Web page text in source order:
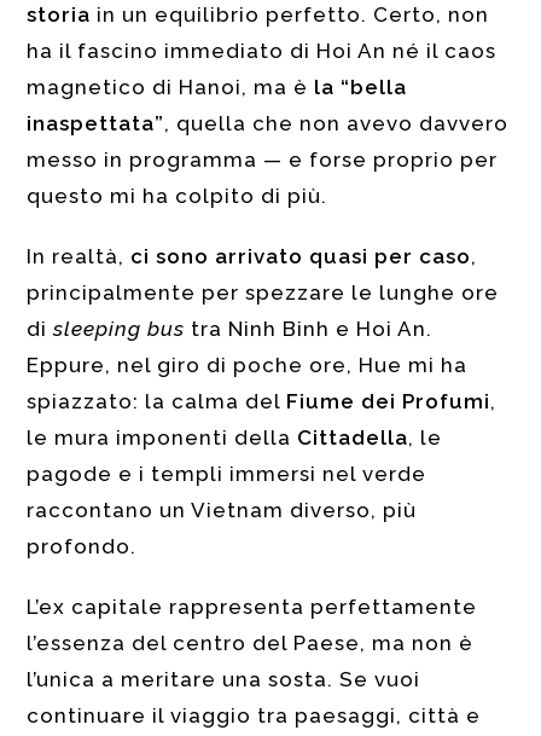
storia in un equilibrio perfetto. Certo, non
ha il fascino immediato di Hoi An né il caos
magnetico di Hanoi, ma è la “bella
inaspettata”, quella che non avevo davvero
messo in programma — e forse proprio per
questo mi ha colpito di più.
In realtà, ci sono arrivato quasi per caso,
principalmente per spezzare le lunghe ore
disleeping bus tra Ninh Binh e Hoi An.
Eppure, nel giro di poche ore, Hue mi ha
spiazzato: la calma del Fiume dei Profumi,
le mura imponenti della Cittadella, le
pagode e i templi immersi nel verde
raccontano un Vietnam diverso, più
profondo.
L’ex capitale rappresenta perfettamente
l’essenza del centro del Paese, ma non è
l’unica a meritare una sosta. Se vuoi
continuare il viaggio tra paesaggi, città e